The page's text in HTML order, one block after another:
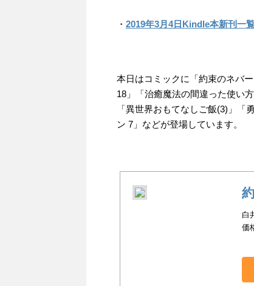
・ 2019年3月4日Kindle本新刊一
本日はコミックに「約束のネバ
18」「治癒魔法の間違った使い
「異世界おもてなしご飯(3)」
ン 7」などが登場しています。
白
価